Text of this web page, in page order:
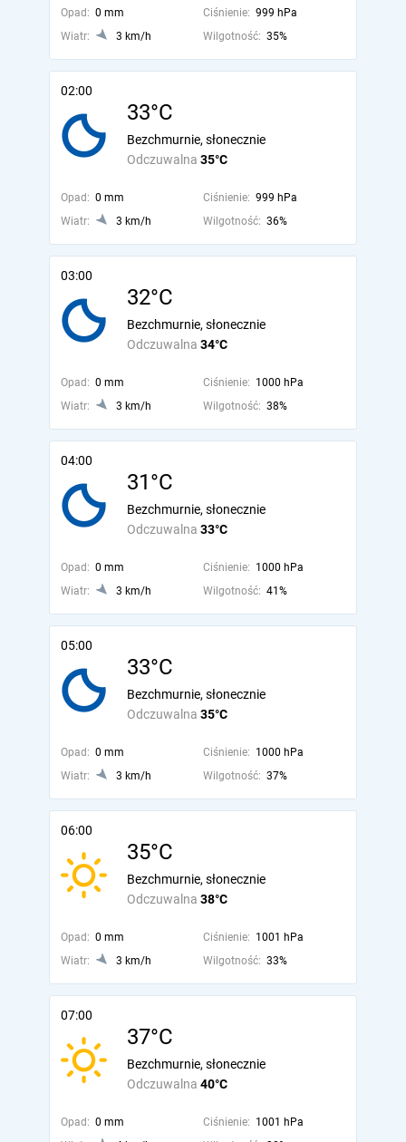
Opad: 0 mm Ciśnienie: 999 hPa
Wiatr:
3 km/h Wilgotność: 35%
02:00
33°C
Odczuwalna 35°C
Bezchmurnie, słonecznie
Opad: 0 mm Ciśnienie: 999 hPa
Wiatr:
3 km/h Wilgotność: 36%
03:00
32°C
Odczuwalna 34°C
Bezchmurnie, słonecznie
Opad: 0 mm Ciśnienie: 1000 hPa
Wiatr:
3 km/h Wilgotność: 38%
04:00
31°C
Odczuwalna 33°C
Bezchmurnie, słonecznie
Opad: 0 mm Ciśnienie: 1000 hPa
Wiatr:
3 km/h Wilgotność: 41%
05:00
33°C
Odczuwalna 35°C
Bezchmurnie, słonecznie
Opad: 0 mm Ciśnienie: 1000 hPa
Wiatr:
3 km/h Wilgotność: 37%
06:00
35°C
Odczuwalna 38°C
Bezchmurnie, słonecznie
Opad: 0 mm Ciśnienie: 1001 hPa
Wiatr:
3 km/h Wilgotność: 33%
07:00
37°C
Odczuwalna 40°C
Bezchmurnie, słonecznie
Opad: 0 mm Ciśnienie: 1001 hPa